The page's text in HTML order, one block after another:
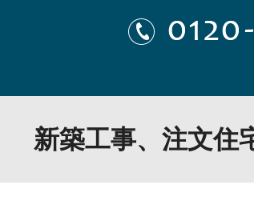
新築工事、注文住